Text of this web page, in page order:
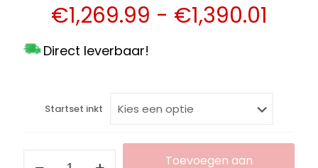
€1,269.99 - €1,390.01
Direct leverbaar!
Startset inkt
Toevoegen aan